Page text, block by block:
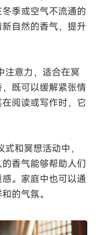
季或空气不流通的
自然的香气，提升
注意力，适合在冥
既可以缓解紧张情
阅读或写作时，它
和冥想活动中，
香气能够帮助人们
。家庭中也可以通
的气氛。